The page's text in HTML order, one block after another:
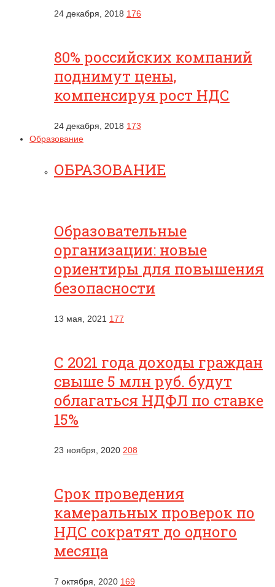
24 декабря, 2018 176
80% российских компаний
поднимут цены,
компенсируя рост НДС
24 декабря, 2018 173
Образование
ОБРАЗОВАНИЕ
Образовательные
организации: новые
ориентиры для повышения
безопасности
13 мая, 2021 177
С 2021 года доходы граждан
свыше 5 млн руб. будут
облагаться НДФЛ по ставке
15%
23 ноября, 2020 208
Срок проведения
камеральных проверок по
НДС сократят до одного
месяца
7 октября, 2020 169